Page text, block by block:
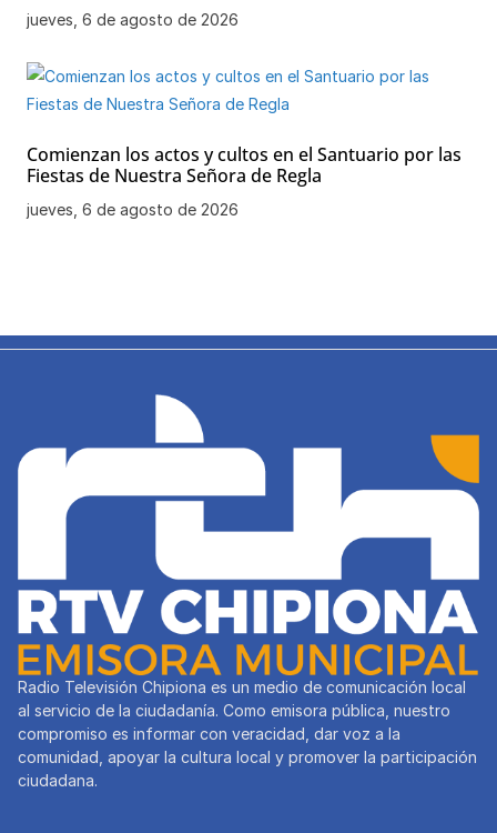
jueves, 6 de agosto de 2026
Comienzan los actos y cultos en el Santuario por las
Fiestas de Nuestra Señora de Regla
jueves, 6 de agosto de 2026
Radio Televisión Chipiona es un medio de comunicación local
al servicio de la ciudadanía. Como emisora pública, nuestro
compromiso es informar con veracidad, dar voz a la
comunidad, apoyar la cultura local y promover la participación
ciudadana.